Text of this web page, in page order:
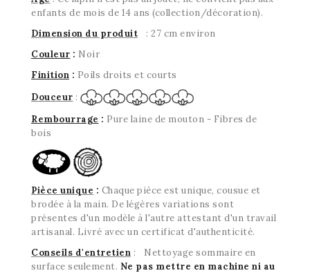
enfants de mois de 14 ans (collection/décoration).
Dimension du produit : 27 cm environ
Couleur : Noir
Finition : Poils droits et courts
Douceur :
Rembourrage : Pure laine de mouton - Fibres de
bois
Pièce unique : Chaque pièce est unique, cousue et
brodée à la main. De légères variations sont
présentes d'un modèle à l'autre attestant d'un travail
artisanal. Livré avec un certificat d'authenticité.
Conseils d'entretien : Nettoyage sommaire en
surface seulement. Ne pas mettre en machine ni au